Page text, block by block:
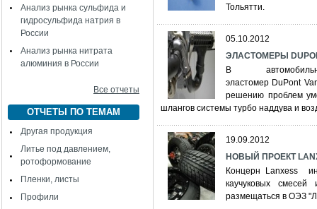
Анализ рынка сульфида и
гидросульфида натрия в
России
Анализ рынка нитрата
алюминия в России
Все отчеты
ОТЧЕТЫ ПО ТЕМАМ
Другая продукция
Литье под давлением,
ротоформование
Пленки, листы
Профили
Тольятти.
05.10.2012
ЭЛАСТОМЕРЫ
В
эластомер DuPont
решению проблем
шлангов системы турбо наддува и
19.09.2012
НОВЫЙ ПРОЕКТ
Концерн Lanxess
каучуковых смесей
размещаться в ОЭЗ